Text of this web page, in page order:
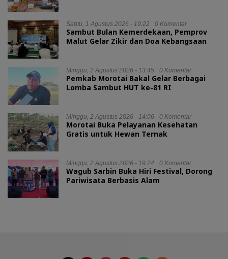
Sabtu, 1 Agustus 2026 - 19:22 0 Komentar
Sambut Bulan Kemerdekaan, Pemprov
Malut Gelar Zikir dan Doa Kebangsaan
Minggu, 2 Agustus 2026 - 13:45 0 Komentar
Pemkab Morotai Bakal Gelar Berbagai
Lomba Sambut HUT ke-81 RI
Minggu, 2 Agustus 2026 - 14:06 0 Komentar
Morotai Buka Pelayanan Kesehatan
Gratis untuk Hewan Ternak
Minggu, 2 Agustus 2026 - 19:24 0 Komentar
Wagub Sarbin Buka Hiri Festival, Dorong
Pariwisata Berbasis Alam